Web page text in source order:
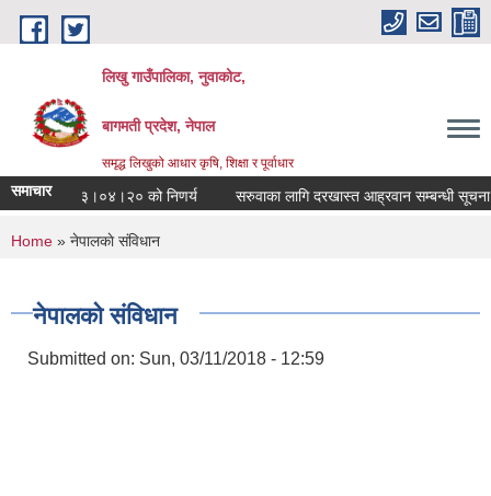
Skip to main content
लिखु गाउँपालिका, नुवाकोट,
बागमती प्रदेश, नेपाल
समृद्ध लिखुको आधार कृषि, शिक्षा र पूर्वाधार
समाचार
मिति २०८३।०४।२० को निणर्य सरुवाका लागि दरखास्त आह्रवान सम्बन्धी सूचना ।
You are here
Home » नेपालकाे संविधान
नेपालकाे संविधान
Submitted on: Sun, 03/11/2018 - 12:59